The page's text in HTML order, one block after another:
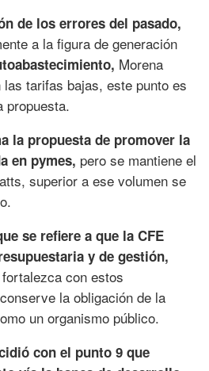
de los errores del pasado,
a la figura de generación
Morena
tarifas bajas, este punto es
propuesta.
la propuesta de promover la
en pymes, pero se mantiene el
superior a ese volumen se
se refiere a que la CFE
y de gestión,
con estos
la obligación de la
un organismo público.
con el punto 9 que